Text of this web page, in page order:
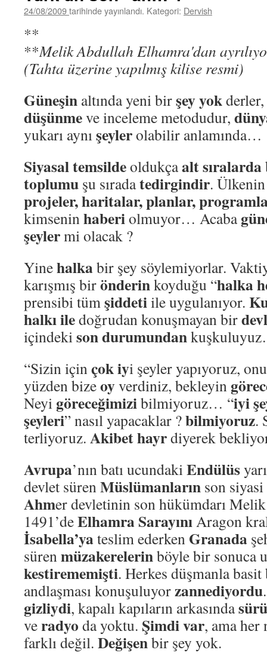
24/08/2009tarihinde yayınlandı. Kategori: Dervish
**
**Melik Abdullah Elhamra'dan
(Tahta üzerine yapılmış kilise resmi)
Güneşin altında yeni birşey yok
düşünmeve inceleme metodudur,
yukarı aynışeylerolabilir anlamında…
Siyasal temsildeoldukçaalt sıralarda
toplumu şu sıradatedirgindir.
projeler, haritalar, planlar,
kimseninhaberiolmuyor… Acaba
şeylermi olacak ?
Yinehalkabir şey söylemiyorlar.
karışmış birönderinkoyduğu “halka
prensibi tümşiddetiile uygulanıyor.
halkı iledoğrudan konuşmayan bir
içindekison durumundan
“Sizin içinçok iyi şeyler yapıyoruz,
yüzden bizeoyverdiniz, bekleyin
Neyi göreceğimizibilmiyoruz… “iyi
şeyleri” nasıl yapacaklar ?bilmiyoruz.
terliyoruz. Akibet hayrdiyerek
Avrupa’nın batı ucundakiEndülüs
devlet sürenMüslümanların son
Ahmer devletinin son hükümdarı
1491’deElhamra SarayınıAragon
İsabella’yateslim ederken Granada
sürenmüzakerelerinböyle bir sonuca
kestirememişti. Herkes düşmanla
andlaşması konuşuluyorzannediyordu
gizliydi, kapalı kapıların arkasında
veradyo da yoktu. Şimdi var, ama her
farklı değil. Değişenbir şey yok.